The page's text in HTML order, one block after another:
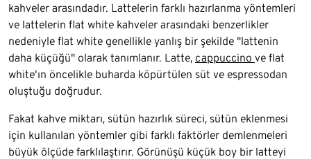
kahveler arasındadır. Lattelerin farklı hazırlanma yöntemleri
ve lattelerin flat white kahveler arasındaki benzerlikler
nedeniyle flat white genellikle yanlış bir şekilde "lattenin
daha küçüğü" olarak tanımlanır. Latte, cappuccino ve flat
white'ın öncelikle buharda köpürtülen süt ve espressodan
oluştuğu doğrudur.
Fakat kahve miktarı, sütün hazırlık süreci, sütün eklenmesi
için kullanılan yöntemler gibi farklı faktörler demlenmeleri
büyük ölçüde farklılaştırır. Görünüşü küçük boy bir latteyi